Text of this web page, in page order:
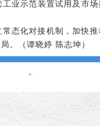
业示范装置试用及市
态化对接机制，加快
。（谭晓婷 陈志坤）